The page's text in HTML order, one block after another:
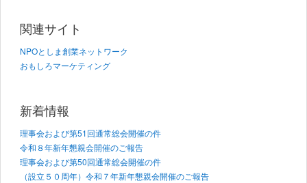
関連サイト
NPOとしま創業ネットワーク
おもしろマーケティング
新着情報
理事会および第51回通常総会開催の件
令和８年新年懇親会開催のご報告
理事会および第50回通常総会開催の件
（設立５０周年）令和７年新年懇親会開催のご報告